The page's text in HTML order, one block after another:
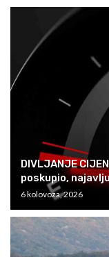
DIVLJANJE
poskupio,
6 kolovoza, 2026